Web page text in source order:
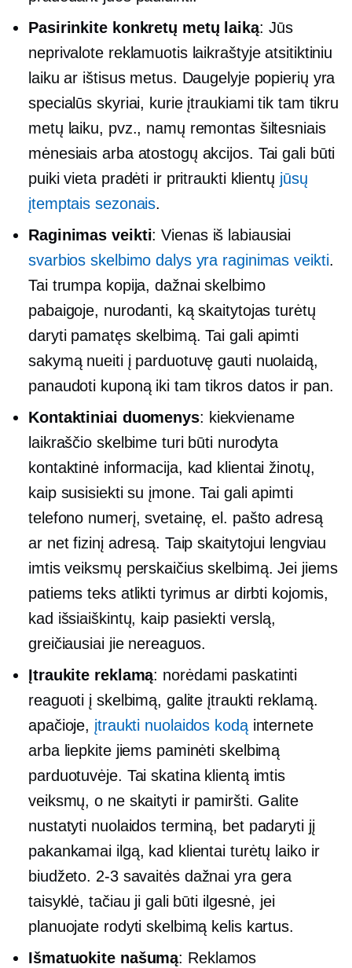
Pasirinkite konkretų metų laiką: Jūs
neprivalote reklamuotis laikraštyje atsitiktiniu
laiku ar ištisus metus. Daugelyje popierių yra
specialūs skyriai, kurie įtraukiami tik tam tikru
metų laiku, pvz., namų remontas šiltesniais
mėnesiais arba atostogų akcijos. Tai gali būti
puiki vieta pradėti ir pritraukti klientų jūsų
įtemptais sezonais.
Raginimas veikti: Vienas iš labiausiai
svarbios skelbimo dalys yra raginimas veikti.
Tai trumpa kopija, dažnai skelbimo
pabaigoje, nurodanti, ką skaitytojas turėtų
daryti pamatęs skelbimą. Tai gali apimti
sakymą nueiti į parduotuvę gauti nuolaidą,
panaudoti kuponą iki tam tikros datos ir pan.
Kontaktiniai duomenys: kiekviename
laikraščio skelbime turi būti nurodyta
kontaktinė informacija, kad klientai žinotų,
kaip susisiekti su įmone. Tai gali apimti
telefono numerį, svetainę, el. pašto adresą
ar net fizinį adresą. Taip skaitytojui lengviau
imtis veiksmų perskaičius skelbimą. Jei jiems
patiems teks atlikti tyrimus ar dirbti kojomis,
kad išsiaiškintų, kaip pasiekti verslą,
greičiausiai jie nereaguos.
Įtraukite reklamą: norėdami paskatinti
reaguoti į skelbimą, galite įtraukti reklamą.
apačioje, įtraukti nuolaidos kodąinternete
arba liepkite jiems paminėti skelbimą
parduotuvėje. Tai skatina klientą imtis
veiksmų, o ne skaityti ir pamiršti. Galite
nustatyti nuolaidos terminą, bet padaryti jį
pakankamai ilgą, kad klientai turėtų laiko ir
biudžeto. 2-3savaitės dažnai yra gera
taisyklė, tačiau ji gali būti ilgesnė, jei
planuojate rodyti skelbimą kelis kartus.
Išmatuokite našumą: Reklamos